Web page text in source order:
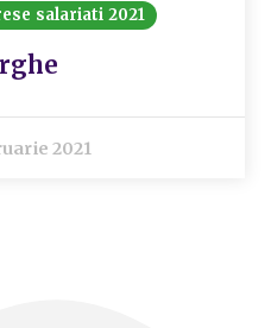
salariati 2021
2021